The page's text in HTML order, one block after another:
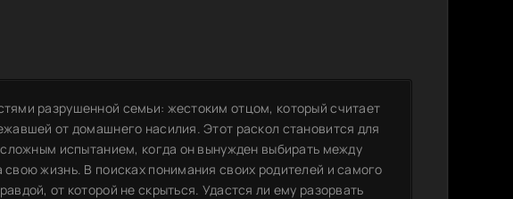
разрушенной семьи: жестоким отцом, который считает
от домашнего насилия. Этот раскол становится для
испытанием, когда он вынужден выбирать между
жизнь. В поисках понимания своих родителей и самого
от которой не скрыться. Удастся ли ему разорвать